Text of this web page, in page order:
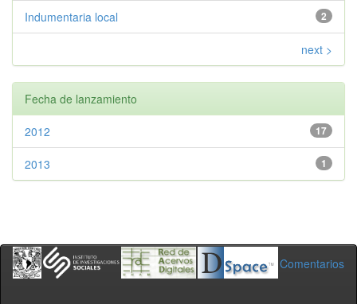
2
Indumentaria local
next >
Fecha de lanzamiento
17
2012
1
2013
Comentarios